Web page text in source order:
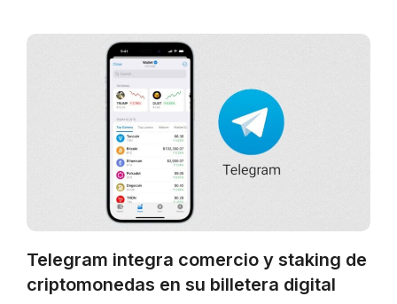
Telegram integra comercio y staking de
criptomonedas en su billetera digital